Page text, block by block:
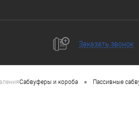
Заказать звонок
Сабвуферы и короба • Пассивные